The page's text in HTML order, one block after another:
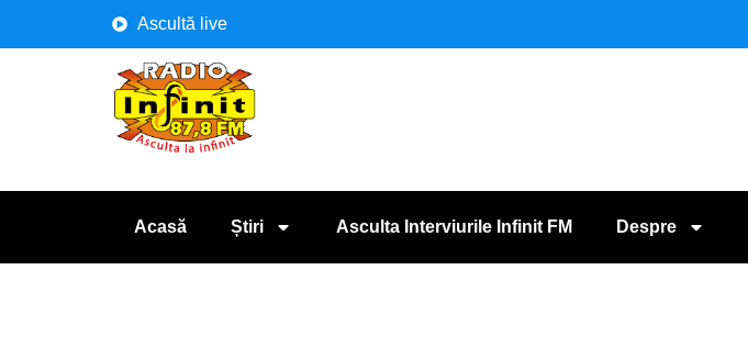
Ascultă live
Acasă Știri Asculta Interviurile Infinit FM Despre